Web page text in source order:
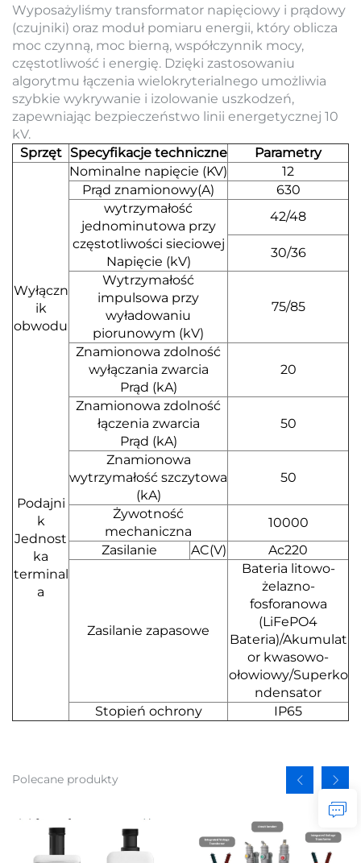
Wyposażyliśmy transformator napięciowy i prądowy
(czujniki) oraz moduł pomiaru energii, który oblicza
moc czynną, moc bierną, współczynnik mocy,
częstotliwość i energię. Dzięki zastosowaniu
algorytmu łączenia wielokryterialnego umożliwia
szybkie wykrywanie i izolowanie uszkodzeń,
zapewniając bezpieczeństwo linii energetycznej 10
kV.
Sprzęt Specyfikacje techniczne Parametry
Wyłączn
ik
obwodu
Podajni
k
Jednost
ka
terminal
a
Nominalne napięcie (KV)
12
Prąd znamionowy(A)
630
wytrzymałość
jednominutowa przy
częstotliwości sieciowej
Napięcie (kV)
42/48
30/36
Wytrzymałość
impulsowa przy
wyładowaniu
piorunowym (kV)
75/85
Znamionowa zdolność
wyłączania zwarcia
Prąd (kA)
20
Znamionowa zdolność
łączenia zwarcia
Prąd (kA)
50
Znamionowa
wytrzymałość szczytowa
(kA)
50
Żywotność
mechaniczna
10000
Zasilanie
AC(V) Ac220
Zasilanie zapasowe
Bateria litowo-
żelazno-
fosforanowa
(LiFePO4
Bateria)/Akumulat
or kwasowo-
ołowiowy/Superko
ndensator
Stopień ochrony
IP65
Polecane produkty